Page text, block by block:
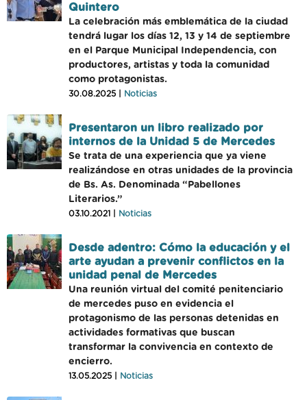
Quintero
La celebración más emblemática de la ciudad
tendrá lugar los días 12, 13 y 14 de septiembre
en el Parque Municipal Independencia, con
productores, artistas y toda la comunidad
como protagonistas.
30.08.2025 | Noticias
Presentaron un libro realizado por
internos de la Unidad 5 de Mercedes
Se trata de una experiencia que ya viene
realizándose en otras unidades de la provincia
de Bs. As. Denominada “Pabellones
Literarios.”
03.10.2021 | Noticias
Desde adentro: Cómo la educación y el
arte ayudan a prevenir conflictos en la
unidad penal de Mercedes
Una reunión virtual del comité penitenciario
de mercedes puso en evidencia el
protagonismo de las personas detenidas en
actividades formativas que buscan
transformar la convivencia en contexto de
encierro.
13.05.2025 | Noticias